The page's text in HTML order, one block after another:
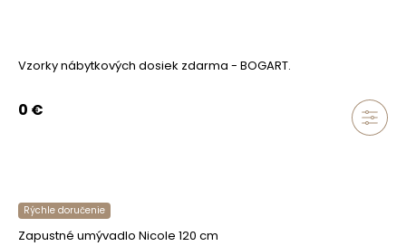
Vzorky nábytkových dosiek zdarma - BOGART.
0 €
Rýchle doručenie
Zapustné umývadlo Nicole 120 cm